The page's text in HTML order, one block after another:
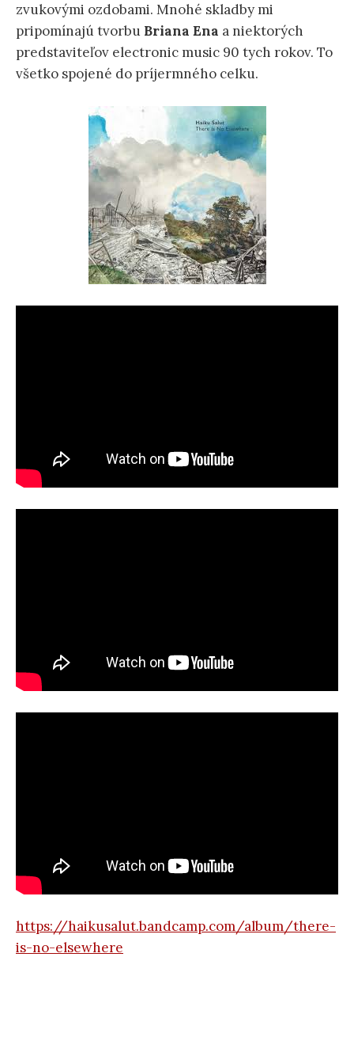
zvukovými ozdobami. Mnohé skladby mi
pripomínajú tvorbu Briana Ena a niektorých
predstaviteľov electronic music 90 tych rokov. To
všetko spojené do príjermného celku.
https://haikusalut.bandcamp.com/album/there-
is-no-elsewhere